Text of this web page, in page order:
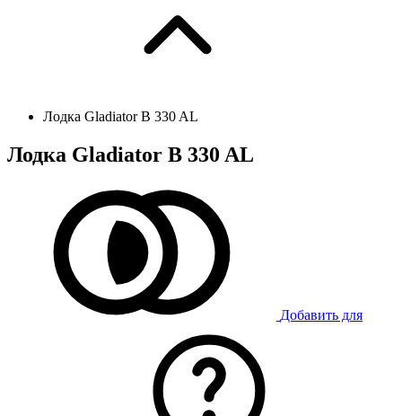
Лодка Gladiator B 330 AL
Лодка Gladiator B 330 AL
Добавить для